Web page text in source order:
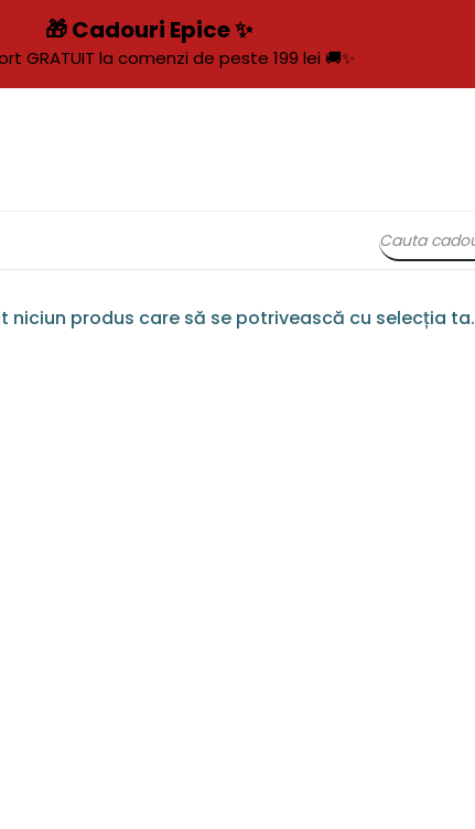
niciun produs care să se potrivească cu selecția ta.
🎁 Cadouri Epice ✨
GRATUIT la comenzi de peste 199 lei 🚚✨